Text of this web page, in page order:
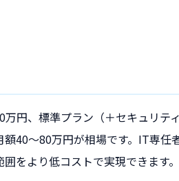
円、標準プラン（＋セキュリテ
40〜80万円が相場です。IT専任
をより低コストで実現できます。